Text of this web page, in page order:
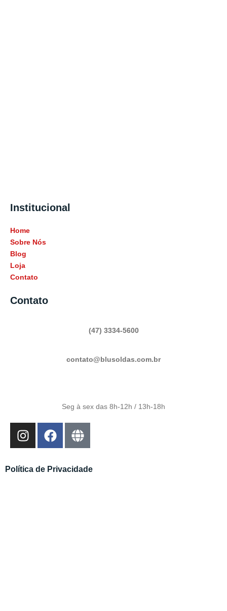
Institucional
Home
Sobre Nós
Blog
Loja
Contato
Contato
(47) 3334-5600
contato@blusoldas.com.br
Seg à sex das 8h-12h / 13h-18h
Política de Privacidade